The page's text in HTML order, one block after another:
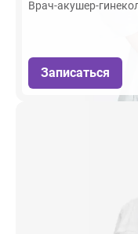
Врач-акушер-
Записаться